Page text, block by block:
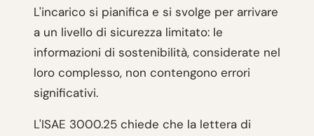
L'incarico si pianifica e si svolge per arrivare
a un livello di sicurezza limitato: le
informazioni di sostenibilità, considerate nel
loro complesso, non contengono errori
significativi.
L'ISAE 3000.25 chiede che la lettera di